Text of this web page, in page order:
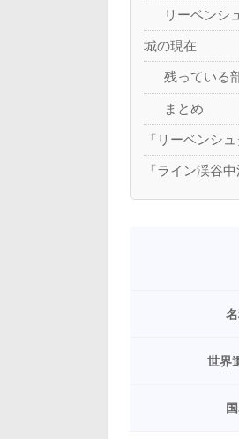
リーベンシ
城の現在
残っている
まとめ
「リーベンシ
「ライン渓谷
世界